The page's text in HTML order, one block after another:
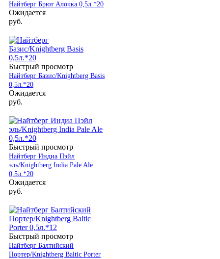
Найтберг Брют Алочка 0,5л.*20
Ожидается
руб.
Быстрый просмотр
Найтберг Базис/Knightberg Basis
0,5л.*20
Ожидается
руб.
Быстрый просмотр
Найтберг Индиа Пэйл
эль/Knightberg India Pale Ale
0,5л.*20
Ожидается
руб.
Быстрый просмотр
Найтберг Балтийский
Портер/Knightberg Baltic Porter